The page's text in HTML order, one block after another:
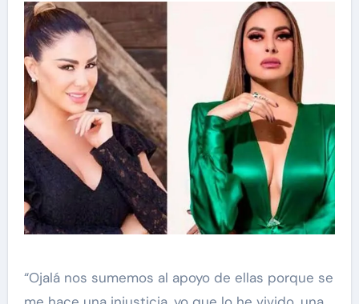
“Ojalá nos sumemos al apoyo de ellas porque se